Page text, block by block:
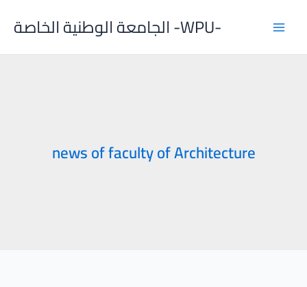
الجامعة الوطنية الخاصة -WPU-
news of faculty of Architecture